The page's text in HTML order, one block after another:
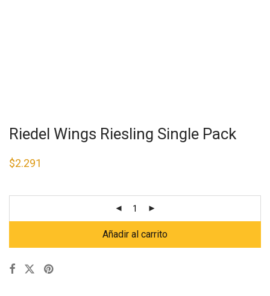
Riedel Wings Riesling Single Pack
$2.291
Añadir al carrito